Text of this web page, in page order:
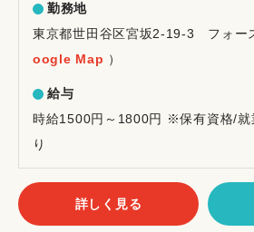
勤務地
東京都世田谷区宮坂2-19-3 フォー
oogle Map ）
給与
時給1500円～1800円 ※保有資格/就
り
詳しく見る